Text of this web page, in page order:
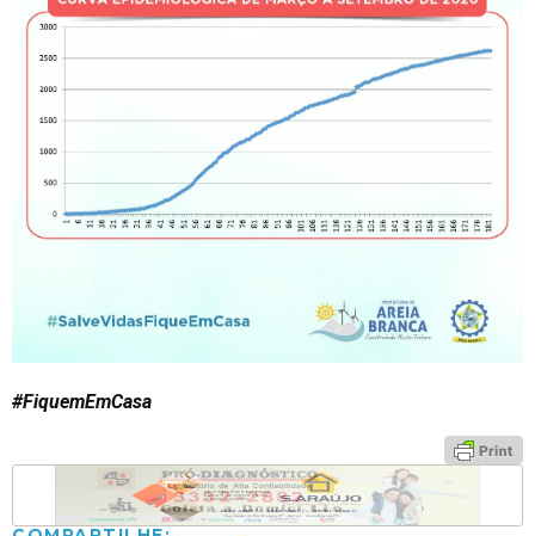
#FiquemEmCasa